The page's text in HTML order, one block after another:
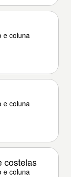
e coluna
e coluna
costelas
e coluna